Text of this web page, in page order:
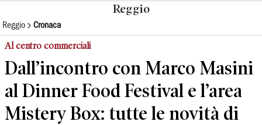
Reggio
Reggio Cronaca
Al centro commerciali
Dall’incontro con Marco Masini
al Dinner Food Festival e l’area
Mistery Box: tutte le novità di